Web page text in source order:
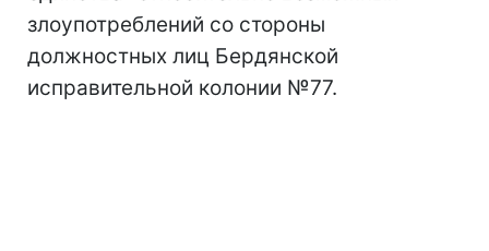
злоупотреблений со стороны
должностных лиц Бердянской
исправительной колонии №77.